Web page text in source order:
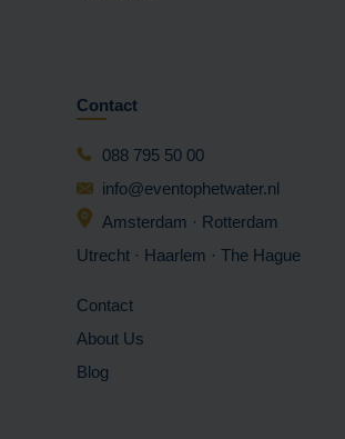
Contact
088 795 50 00
info@eventophetwater.nl
Amsterdam · Rotterdam
Utrecht · Haarlem · The Hague
Contact
About Us
Blog